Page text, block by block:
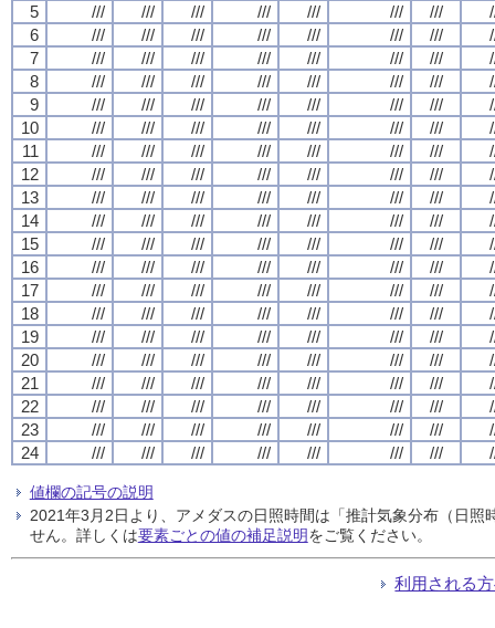
5
/// /// /// /// /// /// ///
6
/// /// /// /// /// /// ///
7
/// /// /// /// /// /// ///
8
/// /// /// /// /// /// ///
9
/// /// /// /// /// /// ///
10
/// /// /// /// /// /// ///
11
/// /// /// /// /// /// ///
12
/// /// /// /// /// /// ///
13
/// /// /// /// /// /// ///
14
/// /// /// /// /// /// ///
15
/// /// /// /// /// /// ///
16
/// /// /// /// /// /// ///
17
/// /// /// /// /// /// ///
18
/// /// /// /// /// /// ///
19
/// /// /// /// /// /// ///
20
/// /// /// /// /// /// ///
21
/// /// /// /// /// /// ///
22
/// /// /// /// /// /// ///
23
/// /// /// /// /// /// ///
24
/// /// /// /// /// /// ///
値欄の記号の説明
2021年3月2日より、アメダスの日照時間は「推計気象分布（日
せん。詳しくは要素ごとの値の補足説明をご覧ください。
利用される